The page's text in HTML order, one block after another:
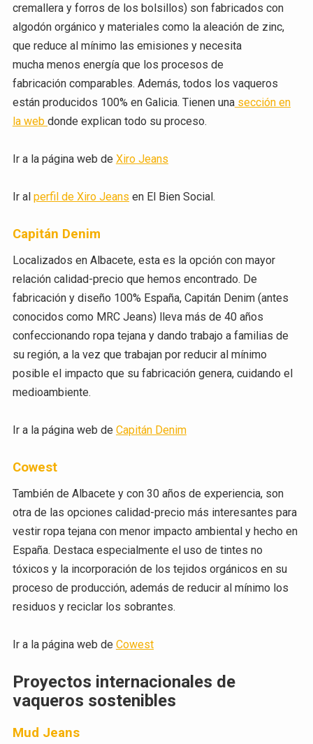
cremallera y forros de los bolsillos) son fabricados con
algodón orgánico y materiales como la aleación de zinc,
que reduce al mínimo las emisiones y necesita
mucha menos energía que los procesos de
fabricación comparables. Además, todos los vaqueros
están producidos 100% en Galicia. Tienen unasección en
la web donde explican todo su proceso.
Ir a la página web de Xiro Jeans
Ir al perfil de Xiro Jeans en El Bien Social.
Capitán Denim
Localizados en Albacete, esta es la opción con mayor
relación calidad-precio que hemos encontrado. De
fabricación y diseño 100% España, Capitán Denim (antes
conocidos como MRC Jeans) lleva más de 40 años
confeccionando ropa tejana y dando trabajo a familias de
su región, a la vez que trabajan por reducir al mínimo
posible el impacto que su fabricación genera, cuidando el
medioambiente.
Ir a la página web de Capitán Denim
Cowest
También de Albacete y con 30 años de experiencia, son
otra de las opciones calidad-precio más interesantes para
vestir ropa tejana con menor impacto ambiental y hecho en
España. Destaca especialmente el uso de tintes no
tóxicos y la incorporación de los tejidos orgánicos en su
proceso de producción, además de reducir al mínimo los
residuos y reciclar los sobrantes.
Ir a la página web de Cowest
Proyectos internacionales de
vaqueros sostenibles
Mud Jeans